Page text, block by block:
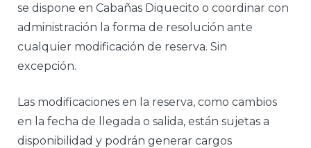
se dispone en Cabañas Diquecito o coordinar con
administración la forma de resolución ante
cualquier modificación de reserva. Sin
excepción.
Las modificaciones en la reserva, como cambios
en la fecha de llegada o salida, están sujetas a
disponibilidad y podrán generar cargos